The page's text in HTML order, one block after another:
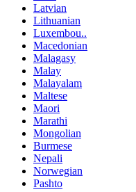
Latvian
Lithuanian
Luxembou..
Macedonian
Malagasy
Malay
Malayalam
Maltese
Maori
Marathi
Mongolian
Burmese
Nepali
Norwegian
Pashto